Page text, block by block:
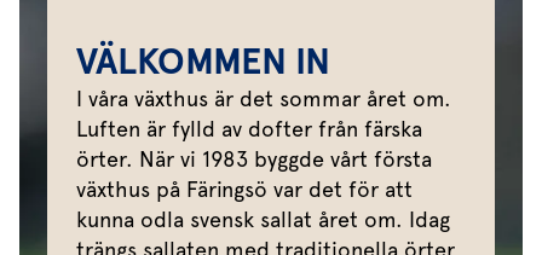
VÄLKOMMEN IN
I våra växthus är det sommar året om.
Luften är fylld av dofter från färska
örter. När vi 1983 byggde vårt första
växthus på Färingsö var det för att
kunna odla svensk sallat året om. Idag
trängs sallaten med traditionella örter